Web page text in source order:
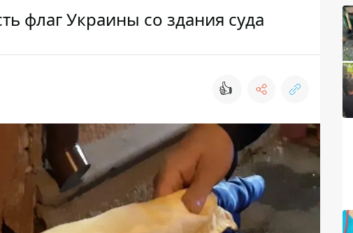
флаг Украины со здания суда
👍